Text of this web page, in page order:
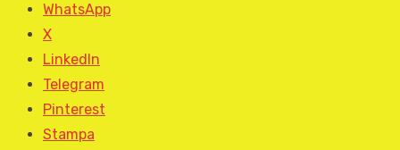
WhatsApp
X
LinkedIn
Telegram
Pinterest
Stampa